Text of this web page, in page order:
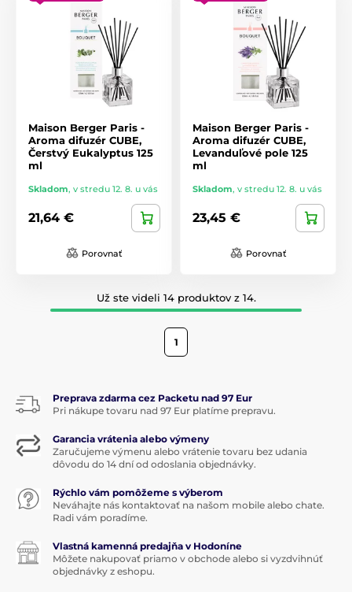
Maison Berger Paris -
Aroma difuzér CUBE,
Čerstvý Eukalyptus 125
ml
Skladom, v stredu 12. 8. u vás
21,64 €
Porovnať
Maison Berger Paris -
Aroma difuzér CUBE,
Levanduľové pole 125
ml
Skladom, v stredu 12. 8. u vás
23,45 €
Porovnať
Už ste videli 14 produktov z 14.
1
Preprava zdarma cez Packetu nad 97 Eur
Pri nákupe tovaru nad 97 Eur platíme prepravu.
Garancia vrátenia alebo výmeny
Zaručujeme výmenu alebo vrátenie tovaru bez udania
dôvodu do 14 dní od odoslania objednávky.
Rýchlo vám pomôžeme s výberom
Neváhajte nás kontaktovať na našom mobile alebo chate.
Radi vám poradíme.
Vlastná kamenná predajňa v Hodoníne
Môžete nakupovať priamo v obchode alebo si vyzdvihnúť
objednávky z eshopu.